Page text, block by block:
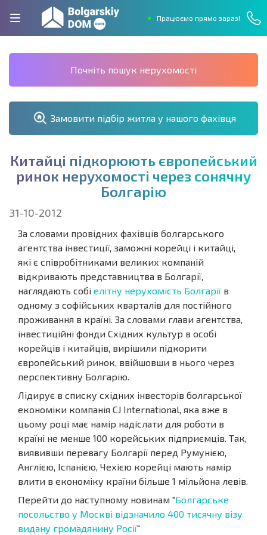
Працюємо прямо зараз!
Почніть пошук нерухомості
Замовити підбір житла у нашого фахівця
Китайці підкорюють європейський
ринок нерухомості через сонячну
Болгарію
31-10-2012
За словами провідних фахівців болгарського
агентства інвестиції, заможні корейці і китайці,
які є співробітниками великих компаній
відкривають представництва в Болгарії,
наглядають собі елітну нерухомість Болгарії в
одному з софійських кварталів для постійного
проживання в країні. За словами глави агентства,
інвестиційні фонди Східних культур в особі
корейців і китайців, вирішили підкорити
європейський ринок, ввійшовши в нього через
перспективну Болгарію.
Лідирує в списку східних інвесторів болгарської
економіки компанія CJ International, яка вже в
цьому році має намір надіслати для роботи в
країні не менше 100 корейських підприємців. Так,
виявивши перевагу Болгарії перед Румунією,
Англією, Іспанією, Чехією корейці мають намір
влити в економіку країни більше 1 мільйона левів.
Перейти до наступному новинам "Болгарське
посольство у Москві відзначило 400 тисячну візу
видану громадянину Росії"